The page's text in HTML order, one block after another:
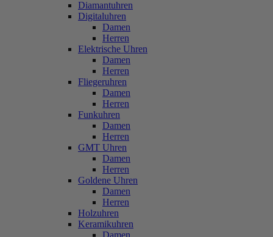
Diamantuhren
Digitaluhren
Damen
Herren
Elektrische Uhren
Damen
Herren
Fliegeruhren
Damen
Herren
Funkuhren
Damen
Herren
GMT Uhren
Damen
Herren
Goldene Uhren
Damen
Herren
Holzuhren
Keramikuhren
Damen